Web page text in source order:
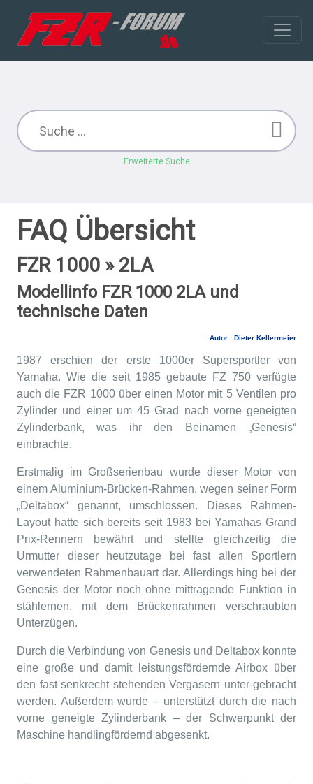
Erweiterte Suche
FAQ Übersicht
FZR 1000 » 2LA
Modellinfo FZR 1000 2LA und
technische Daten
Autor: Dieter Kellermeier
1987 erschien der erste 1000er Supersportler von
Yamaha. Wie die seit 1985 gebaute FZ 750 verfügte
auch die FZR 1000 über einen Motor mit 5 Ventilen pro
Zylinder und einer um 45 Grad nach vorne geneigten
Zylinderbank, was ihr den Beinamen „Genesis“
einbrachte.
Erstmalig im Großserienbau wurde dieser Motor von
einem Aluminium-Brücken-Rahmen, wegen seiner Form
„Deltabox“ genannt, umschlossen. Dieses Rahmen-
Layout hatte sich bereits seit 1983 bei Yamahas Grand
Prix-Rennern bewährt und stellte gleichzeitig die
Urmutter dieser heutzutage bei fast allen Sportlern
verwendeten Rahmenbauart dar. Allerdings hing bei der
Genesis der Motor noch ohne mittragende Funktion in
stählernen, mit dem Brückenrahmen verschraubten
Unterzügen.
Durch die Verbindung von Genesis und Deltabox konnte
eine große und damit leistungsfördernde Airbox über
den fast senkrecht stehenden Vergasern unter-gebracht
werden. Außerdem wurde – unterstützt durch die nach
vorne geneigte Zylinderbank – der Schwerpunkt der
Maschine handlingfördernd abgesenkt.